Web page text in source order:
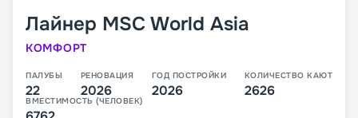
Лайнер MSC World Asia
КОМФОРТ
ПАЛУБЫ
22
РЕНОВАЦИЯ
2026
ГОД ПОСТРОЙКИ
2026
КОЛИЧЕСТВО КАЮТ
2626
ВМЕСТИМОСТЬ (ЧЕЛОВЕК)